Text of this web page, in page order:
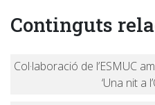
Continguts
Col·laboració de l’ESMUC
‘Una nit a